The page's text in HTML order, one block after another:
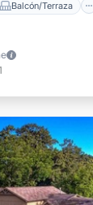
Balcón/Terraza